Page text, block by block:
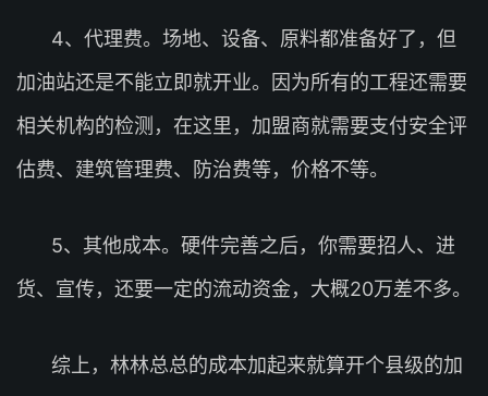
4、代理费。场地、设备、原料都准备好了，但
加油站还是不能立即就开业。因为所有的工程还需要
相关机构的检测，在这里，加盟商就需要支付安全评
估费、建筑管理费、防治费等，价格不等。
5、其他成本。硬件完善之后，你需要招人、进
货、宣传，还要一定的流动资金，大概20万差不多。
综上，林林总总的成本加起来就算开个县级的加